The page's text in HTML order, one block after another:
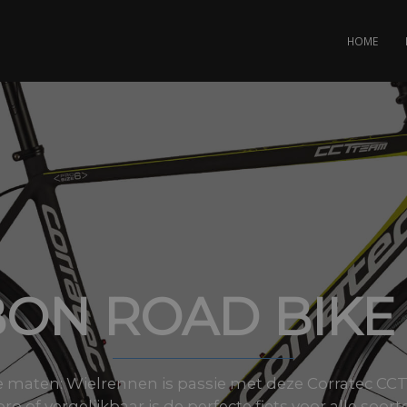
HOME
ROAD
maten: Wielrennen is passie met deze Corratec